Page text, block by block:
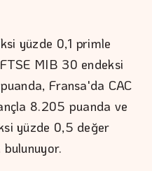
yüzde 0,1 primle
MIB 30 endeksi
Fransa'da CAC
8.205 puanda ve
yüzde 0,5 değer